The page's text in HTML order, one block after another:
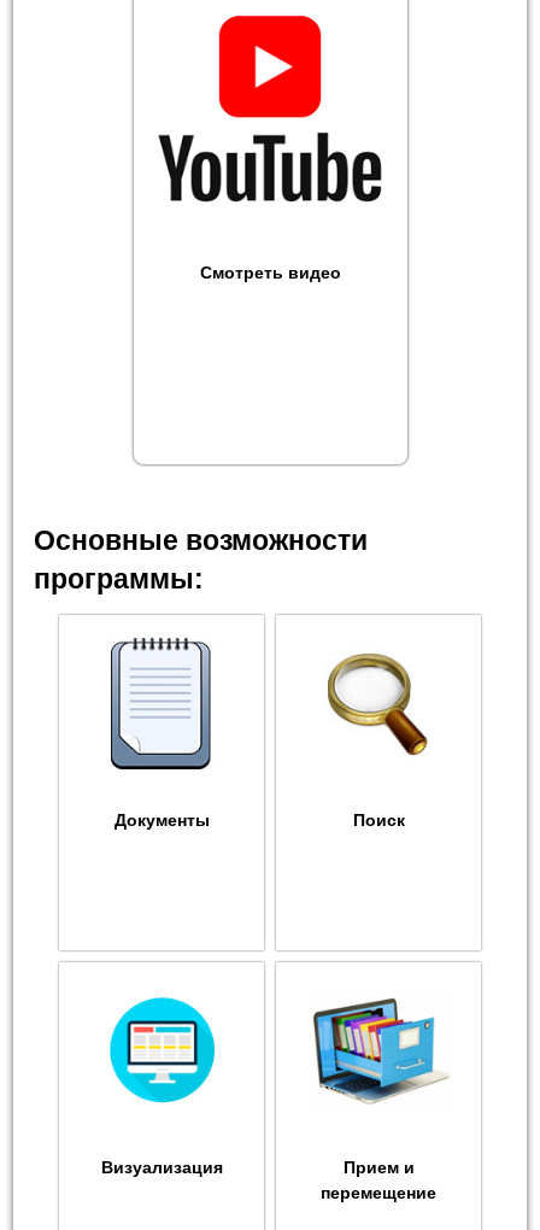
Смотреть видео
Основные возможности
программы:
Документы Поиск
Визуализация
Прием и
перемещение